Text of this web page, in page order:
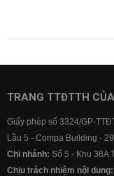
TRANG TTĐTTH
Giấy phép số 3324/GP-
Lầu 5 - Compa Building -
Chi nhánh: Số 5 - Khu 38A
Chịu trách nhiệm nội dung: